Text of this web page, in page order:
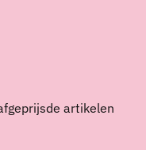
artikelen